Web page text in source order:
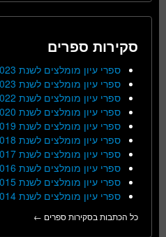
סקירות ספרים
ספרי עיון מומלצים לשנת 2023- חלק ב’
ספרי עיון מומלצים לשנת 2023- חלק א’
ספרי עיון מומלצים לשנת 2022
ספרי עיון מומלצים לשנת 2020
ספרי עיון מומלצים לשנת 2019
ספרי עיון מומלצים לשנת 2018
ספרי עיון מומלצים לשנת 2017
ספרי עיון מומלצים לשנת 2016
ספרי עיון מומלצים לשנת 2015
ספרי עיון מומלצים לשנת 2014
כל הכתבות בסקירות ספרים ←